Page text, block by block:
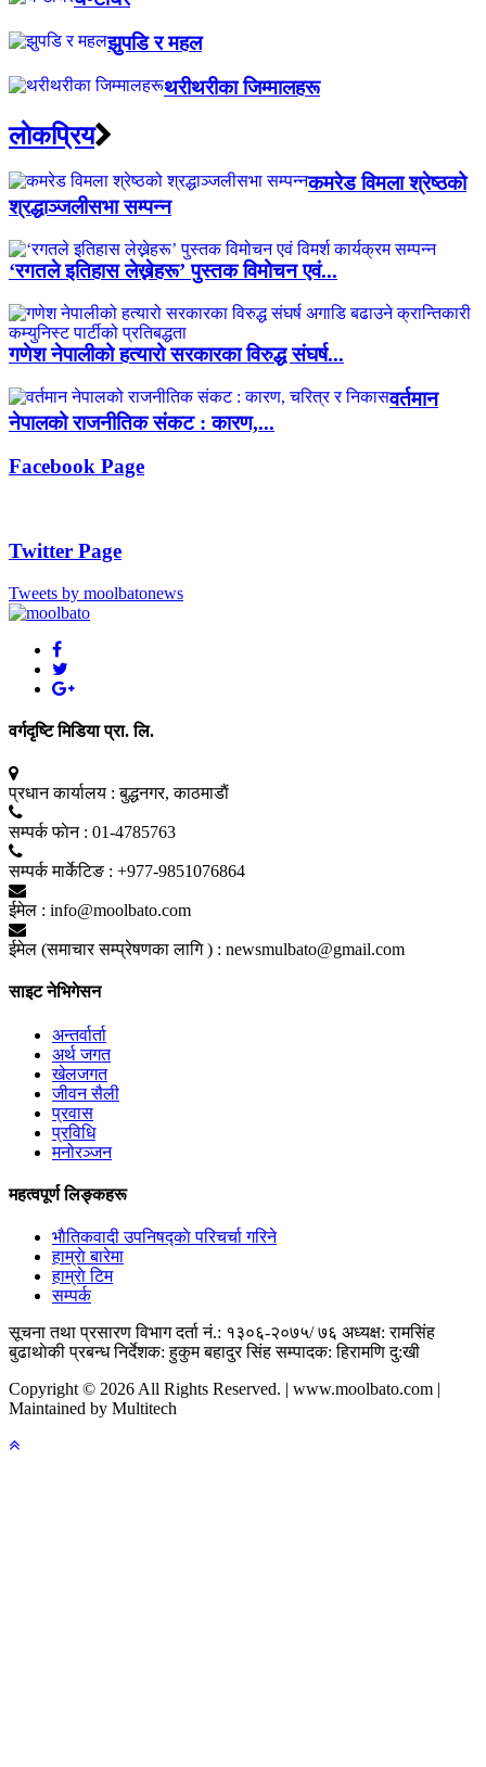
झुपडि र महल
थरीथरीका जिम्मालहरू
लाेकप्रिय
कमरेड विमला श्रेष्ठको
श्रद्धाञ्जलीसभा सम्पन्न
‘रगतले इतिहास लेख्नेहरू’ पुस्तक विमोचन एवं...
गणेश नेपालीको हत्यारो सरकारका विरुद्ध संघर्ष...
वर्तमान
नेपालको राजनीतिक संकट : कारण,...
Facebook Page
Twitter Page
Tweets by moolbatonews
वर्गदृष्टि मिडिया प्रा. लि.
प्रधान कार्यालय : बुद्धनगर, काठमाडाैं
सम्पर्क फाेन : 01-4785763
सम्पर्क मार्केटिङ : +977-9851076864
ईमेल : info@moolbato.com
ईमेल (समाचार सम्प्रेषणका लागि ) : newsmulbato@gmail.com
साइट नेभिगेसन
अन्तर्वार्ता
अर्थ जगत
खेलजगत
जीवन सैली
प्रवास
प्रविधि
मनोरञ्जन
महत्वपूर्ण लिङ्कहरू
भाैतिकवादी उपनिषद्काे परिचर्चा गरिने
हाम्राे बारेमा
हाम्राे टिम
सम्पर्क
सूचना तथा प्रसारण विभाग दर्ता नं.: १३०६-२०७५/ ७६ अध्यक्ष: रामसिंह
बुढाथाेकी प्रबन्ध निर्देशक: हुकुम बहादुर सिंह सम्पादक: हिरामणि दु:खी
Copyright © 2026 All Rights Reserved. | www.moolbato.com |
Maintained by Multitech